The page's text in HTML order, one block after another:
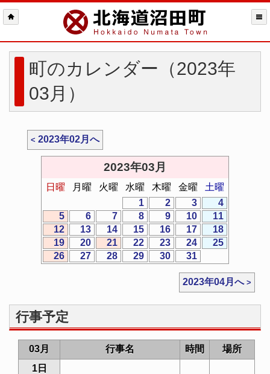
町のカレンダー（2023年
03月）
2023年02月へ
2023年03月
日曜 月曜 火曜 水曜 木曜 金曜
土曜
1
2 3
4
5
6 7 8 9 10
11
12
13 14 15 16 17
18
19
20 21 22 23 24
25
26
27 28 29 30 31
2023年04月へ
行事予定
03月 行事名 時間
場所
1日